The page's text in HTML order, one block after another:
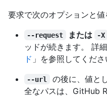
要求で次のオプションと値
--request または -X
ッドが続きます。 詳
ド 」を参照してくださ
--url
の後に、値と
全なパスは、GitHub